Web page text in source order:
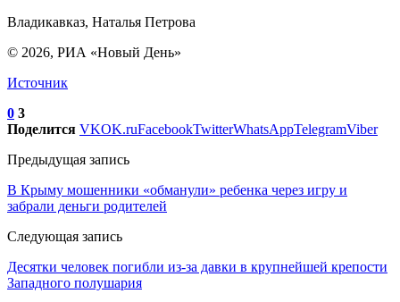
Владикавказ, Наталья Петрова
© 2026, РИА «Новый День»
Источник
0 3
Поделится VKOK.ruFacebookTwitterWhatsAppTelegramViber
Предыдущая запись
В Крыму мошенники «обманули» ребенка через игру и
забрали деньги родителей
Следующая запись
Десятки человек погибли из-за давки в крупнейшей крепости
Западного полушария